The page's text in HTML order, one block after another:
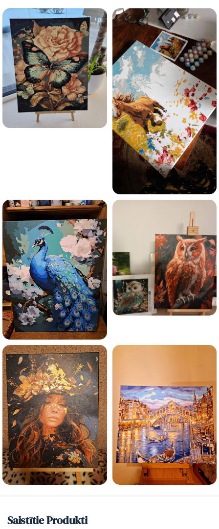
Saistītie Produkti
Esmu iepazinies ar GleznoPats.lv privātuma politiku un
piekrītu tai
GleznoPats.lvPrivātuma politika
SAŅEMT -10%